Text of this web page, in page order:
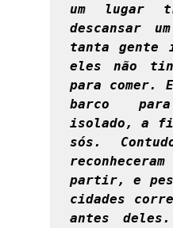
um lugar
descansar
tanta gente
eles não
para comer.
barco
isolado, a
sós.
partir, e
cidades
antes deles.